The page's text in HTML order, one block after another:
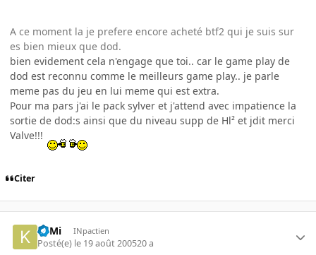
A ce moment la je prefere encore acheté btf2 qui je suis sur
es bien mieux que dod.
bien evidement cela n'engage que toi.. car le game play de
dod est reconnu comme le meilleurs game play.. je parle
meme pas du jeu en lui meme qui est extra.
Pour ma pars j'ai le pack sylver et j'attend avec impatience la
sortie de dod:s ainsi que du niveau supp de Hl² et jdit merci
Valve!!!
Citer
KilMi INpactien
Posté(e) le 19 août 200520 a